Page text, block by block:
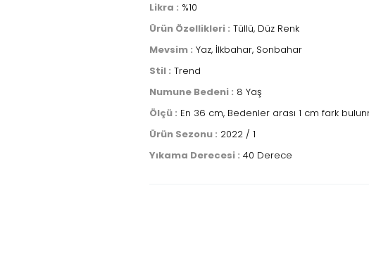
Likra : %10
Ürün Özellikleri : Tüllü, Düz Renk
Mevsim : Yaz, İlkbahar, Sonbahar
Stil : Trend
Numune Bedeni : 8 Yaş
Ölçü : En 36 cm, Bedenler arası 1 cm fark
Ürün Sezonu : 2022 / 1
Yıkama Derecesi : 40 Derece